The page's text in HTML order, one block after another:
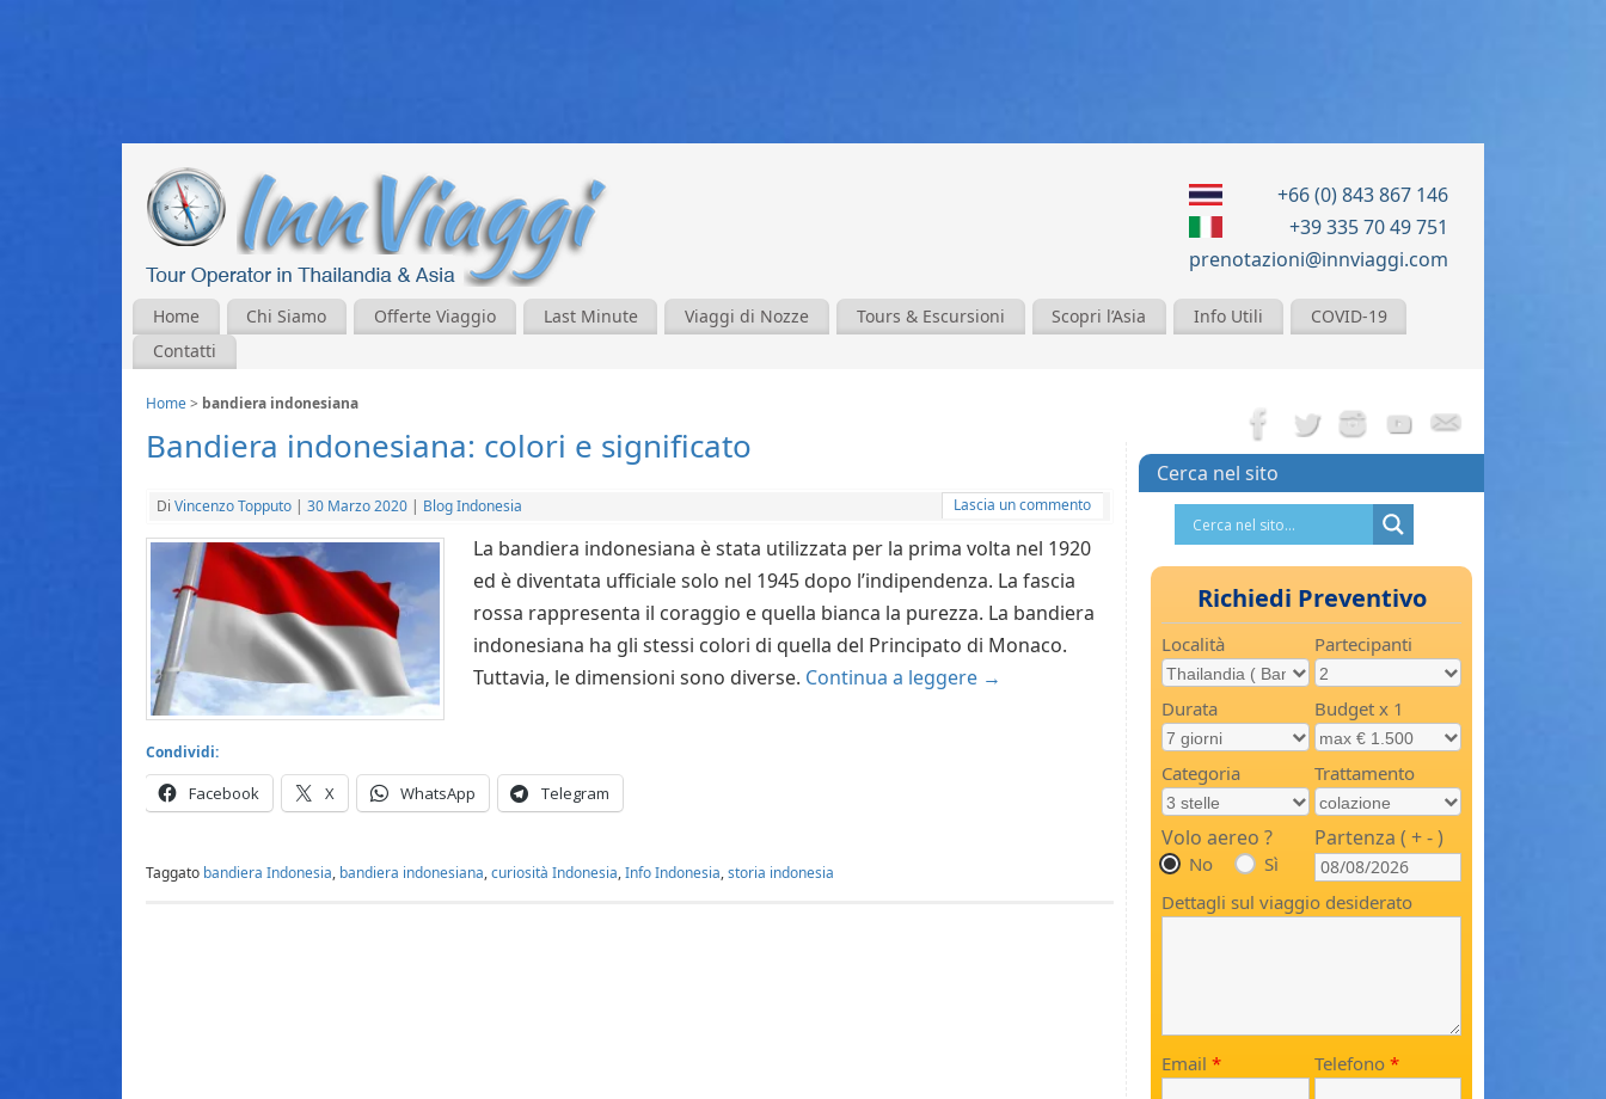
+66 (0) 843 867 146
+39 335 70 49 751
prenotazioni@innviaggi.com
Home Chi Siamo Offerte Viaggio Last Minute Viaggi di Nozze Tours & Escursioni Scopri l’Asia Info Utili
COVID-19
Contatti
Home> bandiera indonesiana
Bandiera indonesiana: colori e significato
Di Vincenzo Topputo | 30 Marzo 2020 | Blog Indonesia Lascia un commento
La bandiera indonesiana è stata utilizzata per la prima volta nel 1920
ed è diventata ufficiale solo nel 1945 dopo l’indipendenza. La fascia
rossa rappresenta il coraggio e quella bianca la purezza. La bandiera
indonesiana ha gli stessi colori di quella del Principato di Monaco.
Tuttavia, le dimensioni sono diverse. Continua a leggere →
Condividi:
Facebook X WhatsApp Telegram
Taggato bandiera Indonesia, bandiera indonesiana,curiosità Indonesia,Info Indonesia,storia indonesia
Cerca nel sito
Richiedi Preventivo
Località Partecipanti
Durata Budget x 1
Categoria Trattamento
Volo aereo ?
No Sì
Partenza ( + - )
Dettagli sul viaggio desiderato
Email * Telefono *